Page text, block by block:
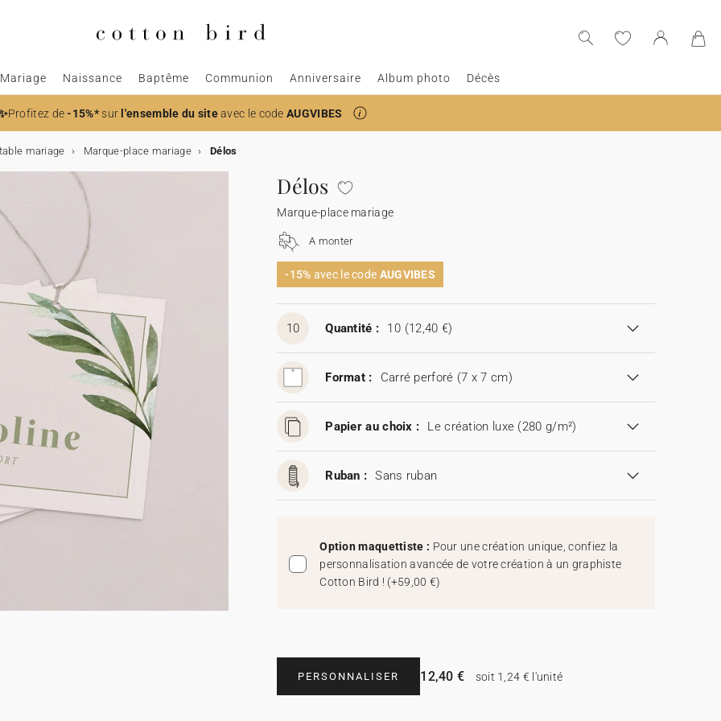
Mariage Naissance Baptême Communion Anniversaire Album photo Décès
Profitez de-15%*surl'ensemble du siteavec le code AUGVIBES
mariage Marque-place mariage Délos
Délos
Marque-place mariage
A monter
-15% avec le code AUGVIBES
10 Quantité : 10 (12,40 €)
Format : Carré perforé (7 x 7 cm)
Papier au choix : Le création luxe (280 g/m²)
Ruban : Sans ruban
Option maquettiste : Pour une création unique, confiez la
personnalisation avancée de votre création à un graphiste
Cotton Bird ! (+59,00 €)
PERSONNALISER 12,40 € soit 1,24 € l'unité